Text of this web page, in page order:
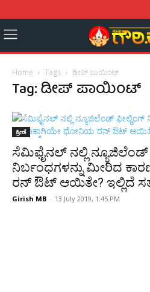
Home Tags ಡೀಪ್ ಪಾಯಿಂಟ್
Tag: ಡೀಪ್ ಪಾಯಿಂಟ್
ಕ್ರೀಡೆ
ಸೆಮಿಫೈನಲ್ ನಲ್ಲಿ ನ್ಯೂಜಿಲೆಂಡ್
ನಿರ್ಬಂಧಗಳನ್ನು ಮೀರಿದ
ರನ್ ಔಟ್ ಆಯಿತೇ? ಇಲ್ಲಿದೆ
Girish MB - 13 July 2019, 1:45 PM